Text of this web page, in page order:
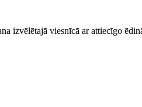
izvēlētajā viesnīcā ar attiecīgo